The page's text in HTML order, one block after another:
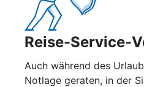
Reise-Service-
Auch während des
Notlage geraten, in der